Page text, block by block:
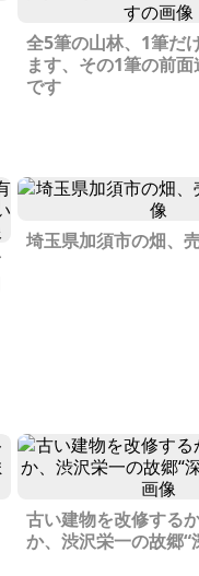
全5筆の山林、1筆だ
ます、その1筆の前
です
埼玉県加須市の畑、
古い建物を改修する
か、渋沢栄一の故郷“